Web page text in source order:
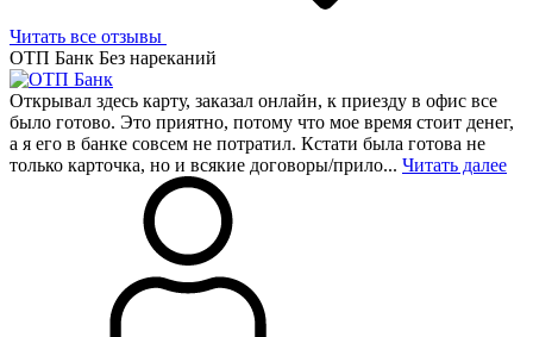
Читать все отзывы
ОТП Банк Без нареканий
Открывал здесь карту, заказал онлайн, к приезду в офис все
было готово. Это приятно, потому что мое время стоит денег,
а я его в банке совсем не потратил. Кстати была готова не
только карточка, но и всякие договоры/прило... Читать далее